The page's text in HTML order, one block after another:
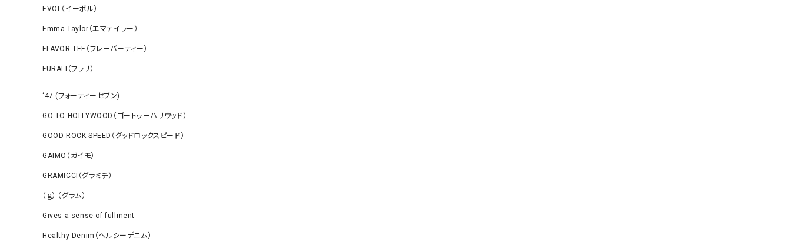
EVOL（イーボル）
Emma Taylor（エマテイラー）
FLAVOR TEE（フレーバーティー）
FURALI（フラリ）
‘47 (フォーティーセブン)
GO TO HOLLYWOOD（ゴートゥーハリウッド）
GOOD ROCK SPEED（グッドロックスピード）
GAIMO（ガイモ）
GRAMICCI（グラミチ）
（ｇ） （グラム）
Gives a sense of fullment
Healthy Denim（ヘルシーデニム）